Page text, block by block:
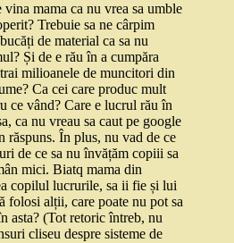
mama ca nu vrea sa umble
Trebuie sa ne cârpim
de material ca sa nu
Și de e rău în a cumpăra
milioanele de muncitori din
Ca cei care produc mult
ce vând? Care e lucrul rău în
ca nu vreau sa caut pe google
răspuns. În plus, nu vad de ce
de ce sa nu învățăm copiii sa
mici. Biatq mama din
copilul lucrurile, sa ii fie și lui
folosi alții, care poate nu pot sa
asta? (Tot retoric întreb, nu
cliseu despre sisteme de